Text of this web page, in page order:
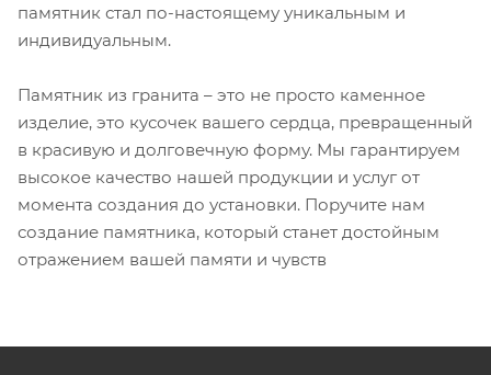
памятник стал по-настоящему уникальным и
индивидуальным.
Памятник из гранита – это не просто каменное
изделие, это кусочек вашего сердца, превращенный
в красивую и долговечную форму. Мы гарантируем
высокое качество нашей продукции и услуг от
момента создания до установки. Поручите нам
создание памятника, который станет достойным
отражением вашей памяти и чувств